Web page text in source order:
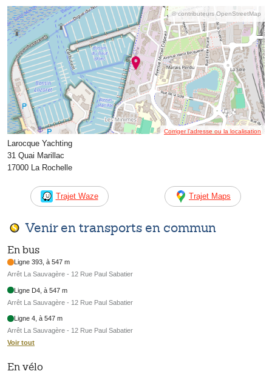
© contributeurs OpenStreetMap
Corriger l’adresse ou la localisation
Larocque Yachting
31 Quai Marillac
17000 La Rochelle
Trajet Waze Trajet Maps
Venir en transports en commun
En bus
Ligne 393, à 547 m
Arrêt La Sauvagère - 12 Rue Paul Sabatier
Ligne D4, à 547 m
Arrêt La Sauvagère - 12 Rue Paul Sabatier
Ligne 4, à 547 m
Arrêt La Sauvagère - 12 Rue Paul Sabatier
Voir tout
En vélo